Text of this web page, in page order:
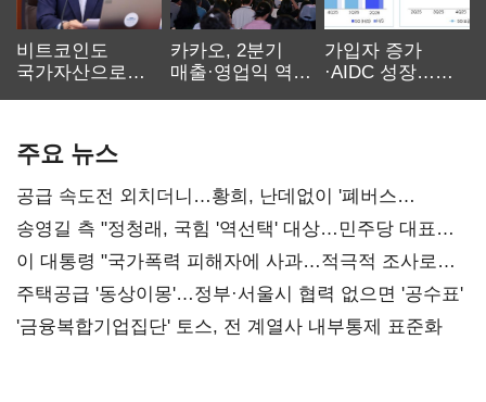
비트코인도
국가자산으로…'
카카오, 2분기
매출·영업익 역대
가입자 증가
·AIDC 성장…
주요 뉴스
공급 속도전 외치더니…황희, 난데없이 '폐버스
리모델링' 제안
송영길 측 "정청래, 국힘 '역선택' 대상…민주당 대표로
총선 지휘 못해"
이 대통령 "국가폭력 피해자에 사과…적극적 조사로
진실 밝혀야"
주택공급 '동상이몽'…정부·서울시 협력 없으면 '공수표'
'금융복합기업집단' 토스, 전 계열사 내부통제 표준화